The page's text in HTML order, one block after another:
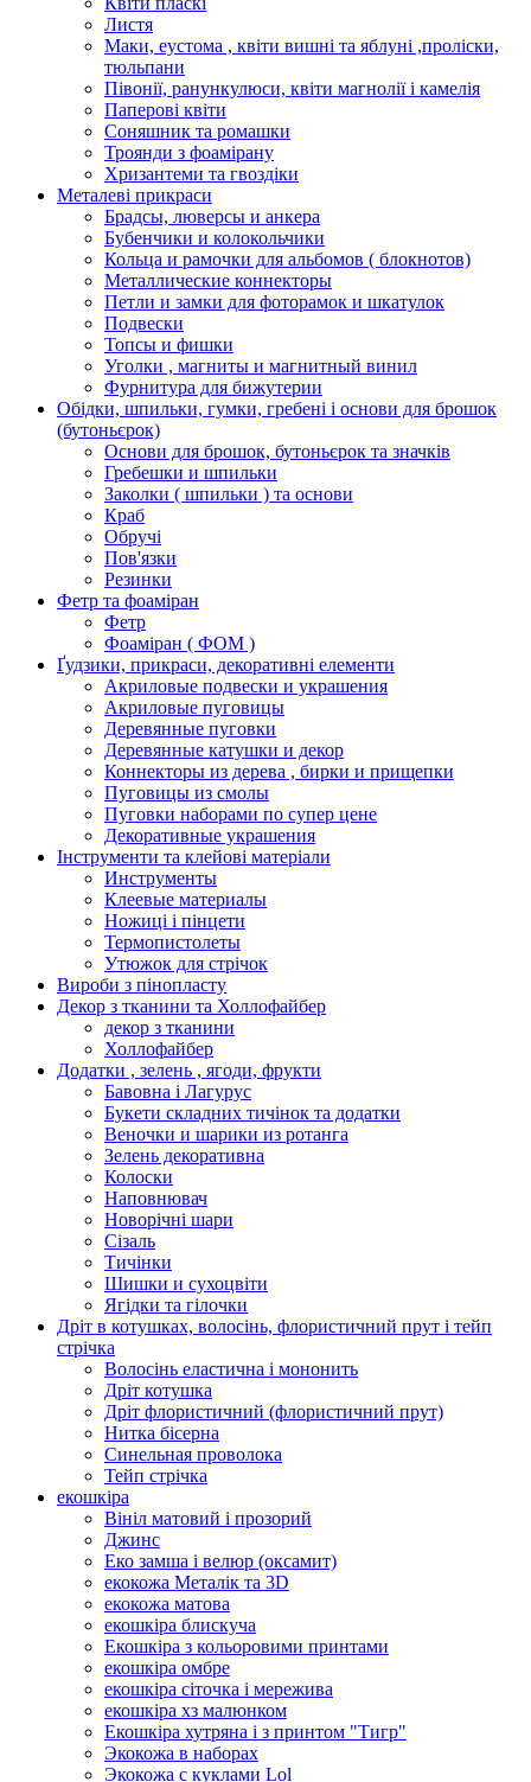
Листя
Маки, еустома , квіти вишні та яблуні ,проліски,
тюльпани
Півонії, ранункулюси, квіти магнолії і камелія
Паперові квіти
Соняшник та ромашки
Троянди з фоамірану
Хризантеми та гвоздіки
Металеві прикраси
Брадсы, люверсы и анкера
Бубенчики и колокольчики
Кольца и рамочки для альбомов ( блокнотов)
Металлические коннекторы
Петли и замки для фоторамок и шкатулок
Подвески
Топсы и фишки
Уголки , магниты и магнитный винил
Фурнитура для бижутерии
Обідки, шпильки, гумки, гребені і основи для брошок
(бутоньєрок)
Основи для брошок, бутоньєрок та значків
Гребешки и шпильки
Заколки ( шпильки ) та основи
Краб
Обручі
Пов'язки
Резинки
Фетр та фоаміран
Фетр
Фоаміран ( ФОМ )
Ґудзики, прикраси, декоративні елементи
Акриловые подвески и украшения
Акриловые пуговицы
Деревянные пуговки
Деревянные катушки и декор
Коннекторы из дерева , бирки и прищепки
Пуговицы из смолы
Пуговки наборами по супер цене
Декоративные украшения
Інструменти та клейові матеріали
Инструменты
Клеевые материалы
Ножиці і пінцети
Термопистолеты
Утюжок для стрічок
Вироби з пінопласту
Декор з тканини та Холлофайбер
декор з тканини
Холлофайбер
Додатки , зелень , ягоди, фрукти
Бавовна і Лагурус
Букети складних тичінок та додатки
Веночки и шарики из ротанга
Зелень декоративна
Колоски
Наповнювач
Новорічні шари
Сізаль
Тичінки
Шишки и сухоцвіти
Ягідки та гілочки
Дріт в котушках, волосінь, флористичний прут і тейп
стрічка
Волосінь еластична і мононить
Дріт котушка
Дріт флористичний (флористичний прут)
Нитка бісерна
Синельная проволока
Тейп стрічка
екошкіра
Вініл матовий і прозорий
Джинс
Еко замша і велюр (оксамит)
екокожа Металік та 3D
екокожа матова
екошкіра блискуча
Екошкіра з кольоровими принтами
екошкіра омбре
екошкіра сіточка і мережива
екошкіра хз малюнком
Екошкіра хутряна і з принтом "Тигр"
Экокожа в наборах
Экокожа с куклами Lol